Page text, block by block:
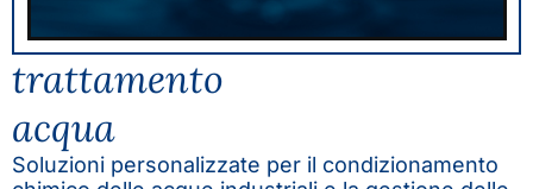
trattamento
acqua
Soluzioni personalizzate per il condizionamento